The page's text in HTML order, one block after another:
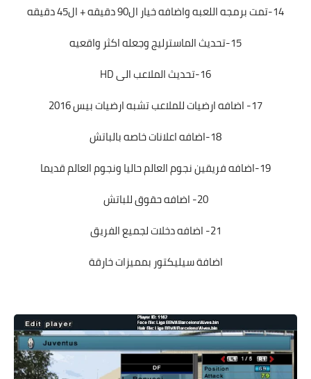
14-تمت برمجه اللعبه واضافه خيار ال90 دقيقه + ال45 دقيقه
15-تحديث الماسترليج وجعله اكثر واقعيه
16-تحديث الملاعب الى HD
17- اضافه ارضيات للملاعب تشبه ارضيات بيس 2016
18-اضافه اعلانات خاصه بالباتش
19-اضافه فريقين نجوم العالم حاليا ونجوم العالم قديما
20- اضافه حقوق للباتش
21- اضافه دخلات لجميع الفريق
اضافة سيليكتور بمميزات خارقة